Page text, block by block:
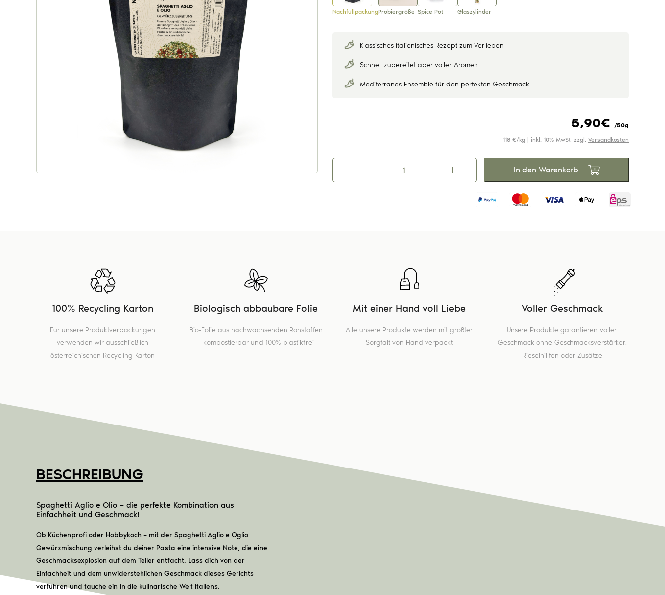
NachfüllpackungProbiergröße Spice Pot Glaszylinder
Klassisches italienisches Rezept zum Verlieben
Schnell zubereitet aber voller Aromen
Mediterranes Ensemble für den perfekten Geschmack
5,90€ /50g
118 €/kg | inkl. 10% MwSt, zzgl. Versandkosten
In den Warenkorb
100% Recycling Karton
Für unsere Produktverpackungen
verwenden wir ausschließlich
österreichischen Recycling-Karton
Biologisch abbaubare Folie
Bio-Folie aus nachwachsenden Rohstoffen
– kompostierbar und 100% plastikfrei
Mit einer Hand voll Liebe
Alle unsere Produkte werden mit größter
Sorgfalt von Hand verpackt
Voller Geschmack
Unsere Produkte garantieren vollen
Geschmack ohne Geschmacksverstärker,
Rieselhillfen oder Zusätze
BESCHREIBUNG
Spaghetti Aglio e Olio – die perfekte Kombination aus
Einfachheit und Geschmack!
Ob Küchenprofi oder Hobbykoch – mit der Spaghetti Aglio e Oglio
Gewürzmischung verleihst du deiner Pasta eine intensive Note, die eine
Geschmacksexplosion auf dem Teller entfacht. Lass dich von der
Einfachheit und dem unwiderstehlichen Geschmack dieses Gerichts
verführen und tauche ein in die kulinarische Welt Italiens.